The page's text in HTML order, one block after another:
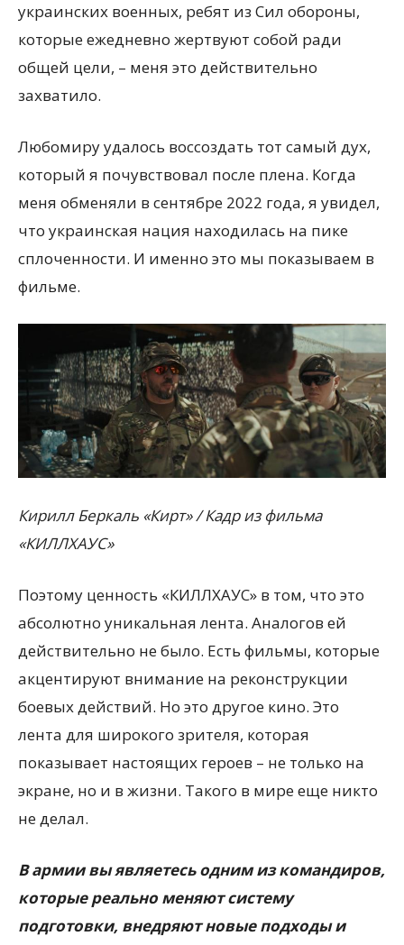
украинских военных, ребят из Сил обороны,
которые ежедневно жертвуют собой ради
общей цели, – меня это действительно
захватило.
Любомиру удалось воссоздать тот самый дух,
который я почувствовал после плена. Когда
меня обменяли в сентябре 2022 года, я увидел,
что украинская нация находилась на пике
сплоченности. И именно это мы показываем в
фильме.
Кирилл Беркаль «Кирт» / Кадр из фильма
«КИЛЛХАУС»
Поэтому ценность «КИЛЛХАУС» в том, что это
абсолютно уникальная лента. Аналогов ей
действительно не было. Есть фильмы, которые
акцентируют внимание на реконструкции
боевых действий. Но это другое кино. Это
лента для широкого зрителя, которая
показывает настоящих героев – не только на
экране, но и в жизни. Такого в мире еще никто
не делал.
В армии вы являетесь одним из командиров,
которые реально меняют систему
подготовки, внедряют новые подходы и